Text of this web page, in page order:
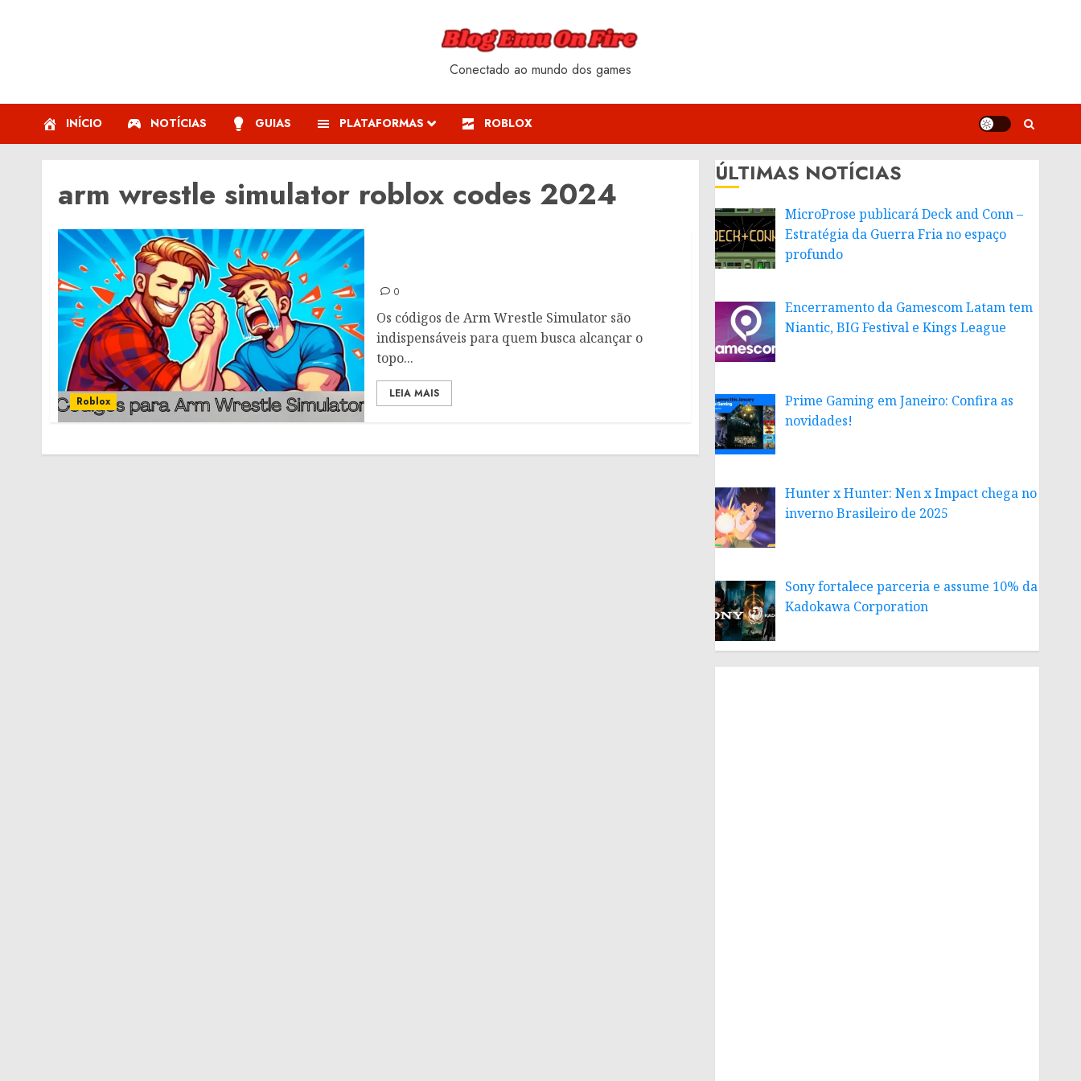
Conectado ao mundo dos games
INÍCIO NOTÍCIAS GUIAS PLATAFORMAS ROBLOX
arm wrestle simulator roblox codes 2024
Roblox
0
Os códigos de Arm Wrestle Simulator são
indispensáveis para quem busca alcançar o
topo...
LEIA MAIS
ÚLTIMAS NOTÍCIAS
MicroProse publicará Deck and Conn –
Estratégia da Guerra Fria no espaço
profundo
Encerramento da Gamescom Latam tem
Niantic, BIG Festival e Kings League
Prime Gaming em Janeiro: Confira as
novidades!
Hunter x Hunter: Nen x Impact chega no
inverno Brasileiro de 2025
Sony fortalece parceria e assume 10% da
Kadokawa Corporation